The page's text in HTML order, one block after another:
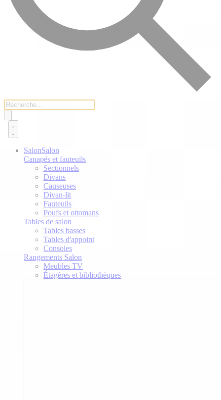
SalonSalon
Canapés et fauteuils
Sectionnels
Divans
Causeuses
Divan-lit
Fauteuils
Poufs et ottomans
Tables de salon
Tables basses
Tables d'appoint
Consoles
Rangements Salon
Meubles TV
Étagères et bibliothèques